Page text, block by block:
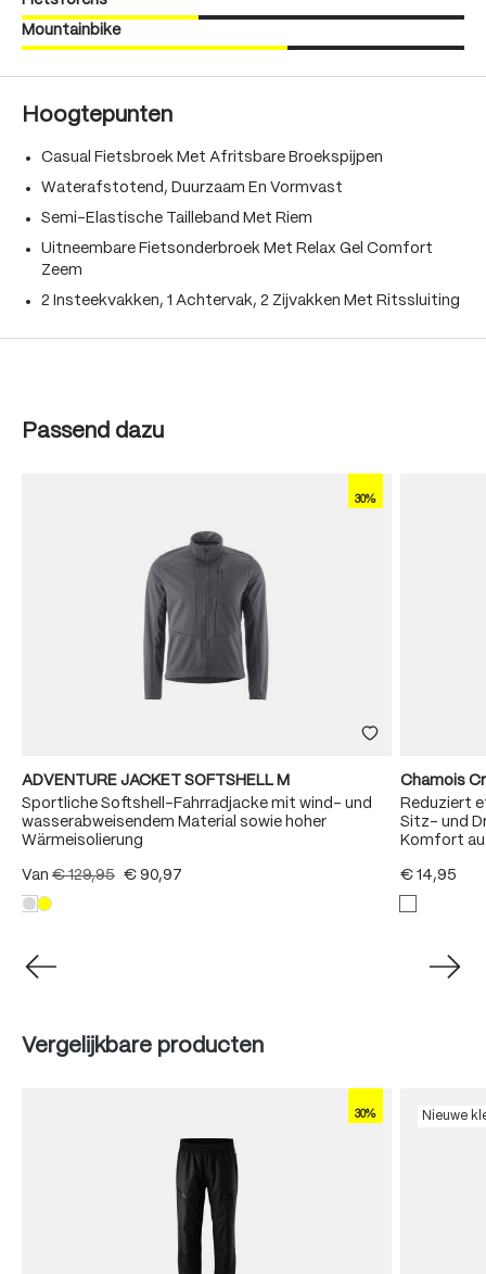
Mountainbike
Hoogtepunten
Casual Fietsbroek Met Afritsbare Broekspijpen
Waterafstotend, Duurzaam En Vormvast
Semi-Elastische Tailleband Met Riem
Uitneembare Fietsonderbroek Met Relax Gel Comfort
Zeem
2 Insteekvakken, 1 Achtervak, 2 Zijvakken Met Ritssluiting
Produktgalerie überspringen
Passend dazu
30%
ADVENTURE JACKET SOFTSHELL M
Sportliche Softshell-Fahrradjacke mit wind- und
wasserabweisendem Material sowie hoher
Wärmeisolierung
Van € 129,95 € 90,97
Chamois
Reduziert
Sitz- und
Komfort
€ 14,95
Produktgalerie überspringen
Vergelijkbare producten
30% Nieuwe